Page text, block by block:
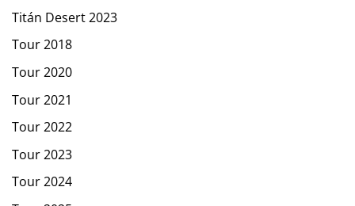
Titán Desert 2023
Tour 2018
Tour 2020
Tour 2021
Tour 2022
Tour 2023
Tour 2024